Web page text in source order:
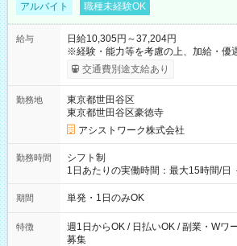
アルバイト 職種未経験OK
給与
日給10,305円～37,204円
※経験・能力等を考慮の上、加給・優遇いた
間】試用期間なし
交通費別途支給あり
勤務地
東京都世田谷区
東京都世田谷区豪徳寺
アシストワーク株式会社
勤務時間
シフト制
1日あたりの実働時間：最大15時間/日
勤務 勤務：月・水・金 休み：火・木・土・日 好きな
可能です！ ※1日あたりの最大実働時間は日勤、夜勤共に勤務し
期間 単発・1日のみOK
特徴
週1日からOK / 日払いOK / 副業・Wワ
募集